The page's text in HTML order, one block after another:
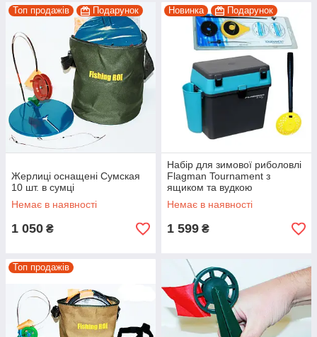
Топ продажів Подарунок
Жерлиці оснащені Сумская
10 шт. в сумці
Немає в наявності
1 050 ₴
Новинка Подарунок
Набір для зимової риболовлі
Flagman Tournament з
ящиком та вудкою
Немає в наявності
1 599 ₴
Топ продажів